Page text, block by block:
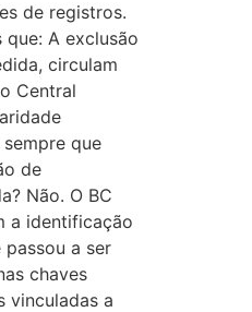
de registros.
A exclusão
circulam
Central
que
de
Não. O BC
a identificação
a ser
chaves
vinculadas a